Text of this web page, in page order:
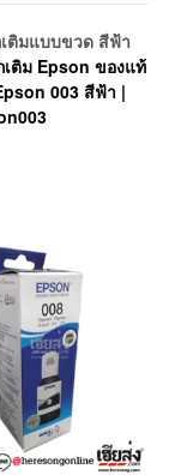
ติมแบบขวด สีฟ้า
เติม Epson ของแท้
003 สีฟ้า |